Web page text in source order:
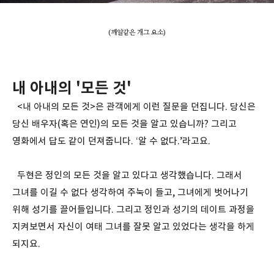
(깨알같은 개그 요소)
내 아내의 '모든 것'
<내 아내의 모든 것>은 관객에게 이런 질문을 던집니다. 당신은
당신 배우자(혹은 연인)의 모든 것을 알고 있습니까? 그리고
영화에서 답도 같이 던져줍니다. ‘알 수 없다.’라고요.
두현은 정인의 모든 것을 알고 있다고 생각했습니다. 그래서
그녀를 이길 수 없다 생각하여 주눅이 들고, 그녀에게 벗어나기
위해 성기를 끌어들입니다. 그리고 정인과 성기의 데이트 과정을
지켜보면서 자신이 여태 그녀를 잘못 알고 있었다는 생각을 하게
되지요.